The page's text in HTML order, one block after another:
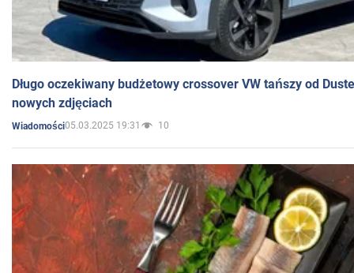
Długo oczekiwany budżetowy crossover VW tańszy od
nowych zdjęciach
Wiadomości05.03.2025 19:31 10